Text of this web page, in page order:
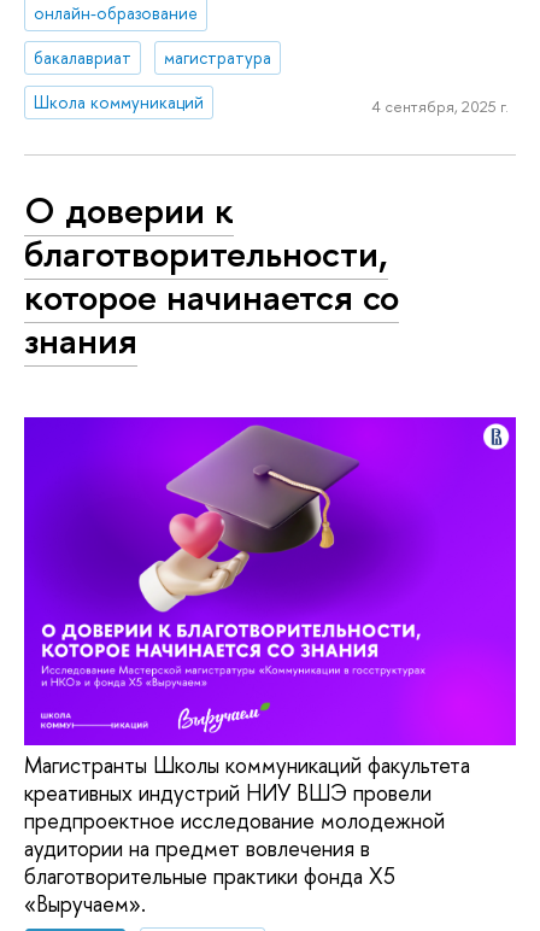
онлайн-образование
бакалавриат
магистратура
Школа коммуникаций
4 сентября, 2025 г.
О доверии к
благотворительности,
которое начинается со
знания
Магистранты Школы коммуникаций факультета
креативных индустрий НИУ ВШЭ провели
предпроектное исследование молодежной
аудитории на предмет вовлечения в
благотворительные практики фонда Х5
«Выручаем».